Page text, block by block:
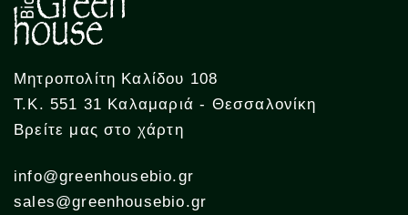
Μητροπολίτη Καλίδου 108
Τ.Κ. 551 31 Καλαμαριά - Θεσσαλονίκη
Βρείτε μας στο χάρτη
info@greenhousebio.gr
sales@greenhousebio.gr